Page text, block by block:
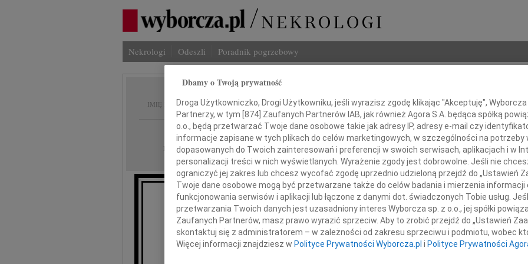
Nekrologi Odeszli Poradnik pogrzebowy
IMIĘ I NAZWISKO: Józef Marek Dąbrowski
REGION: Lublin
DATA EMISJI: 11.07.2019
Z głębokim żalem zawiadamiamy, iż dnia 8 lipca 2019 roku przeżywszy lat 84
odszedł od nas Ukochany Mąż, Tata i Dziadek
Imię i
INNE
Z
Dnia
W
Jerzy
W
Dbamy o Twoją prywatność
Droga Użytkowniczko, Drogi Użytkowniku, jeśli wyrazisz zgodę klikając "Akceptuję",
Partnerzy, w tym [ 874 ] Zaufanych Partnerów IAB, jak również Agora S.A. będąca spółką
o.o., będą przetwarzać Twoje dane osobowe takie jak adresy IP, adresy e-mail czy
informacje zapisane w tych plikach do celów marketingowych, w szczególności na potrzeby
dopasowanych do Twoich zainteresowań i preferencji w swoich serwisach, aplikacjach i w
personalizacji treści w nich wyświetlanych. Wyrażenie zgody jest dobrowolne. Jeśli nie
ograniczyć jej zakres lub chcesz wycofać zgodę uprzednio udzieloną przejdź do „Ustawień
Twoje dane osobowe mogą być przetwarzane także do celów badania i mierzenia
funkcjonowania serwisów i aplikacji lub łączone z danymi dot. świadczonych Tobie usług.
przetwarzania Twoich danych jest uzasadniony interes Wyborcza sp. z o.o., jej spółki
Zaufanych Partnerów, masz prawo wyrazić sprzeciw. Aby to zrobić przejdź do „Ustawień
skontaktuj się z administratorem – w zależności od zakresu sprzeciwu i podmiotu, wobec
Więcej informacji znajdziesz w Polityce Prywatności Wyborcza.pl i Polityce Prywatności